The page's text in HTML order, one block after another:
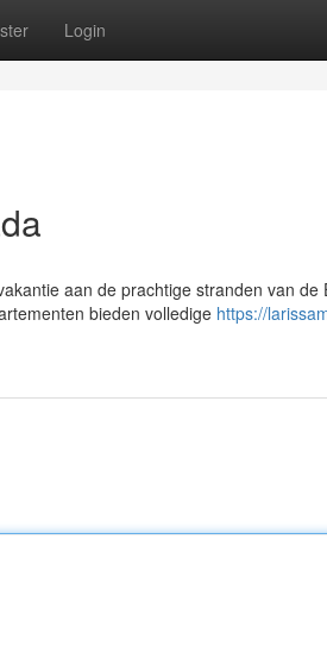
Login
aan de prachtige stranden van de
bieden volledige https://